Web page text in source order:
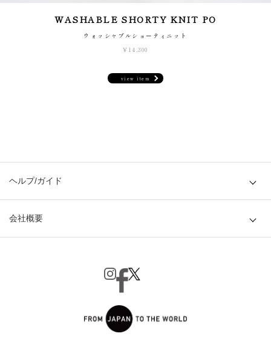
WASHABLE SHORTY KNIT PO
ウォッシャブルショーティニット
¥14,300
view item
ヘルプ/ガイド
会社概要